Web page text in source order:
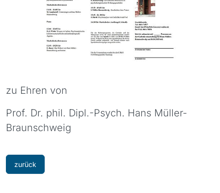
zu Ehren von
Prof. Dr. phil. Dipl.-Psych. Hans Müller-
Braunschweig
zurück